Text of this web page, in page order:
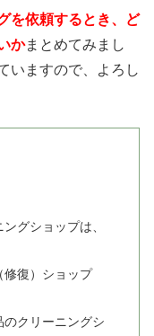
を依頼するとき、ど
かまとめてみまし
いますので、よろし
グショップは、
修復）ショップ
クリーニングシ